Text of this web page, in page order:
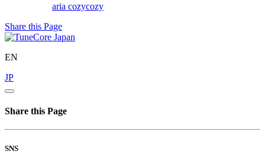
aria cozycozy
Share this Page
EN
JP
Share this Page
SNS